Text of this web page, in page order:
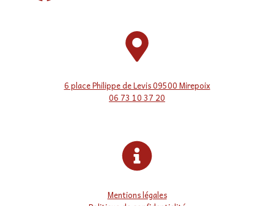
6 place Philippe de Levis 09500 Mirepoix
06 73 10 37 20
Mentions légales